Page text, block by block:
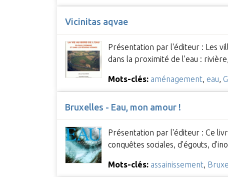
Vicinitas aqvae
Présentation par l'éditeur : Les
dans la proximité de l'eau :
Mots-clés: aménagement, eau,
Bruxelles - Eau, mon amour !
Présentation par l'éditeur : Ce
conquêtes sociales, d’égouts,
Mots-clés: assainissement,